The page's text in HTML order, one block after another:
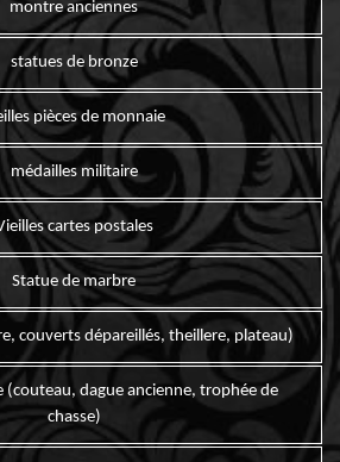
montre anciennes
statues de bronze
pièces de monnaie
médailles militaire
cartes postales
Statue de marbre
couverts dépareillés, theillere, plateau)
(couteau, dague ancienne, trophée de
chasse)